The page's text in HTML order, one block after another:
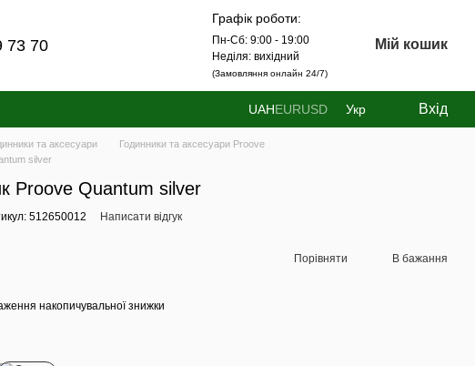
73 70
Графік роботи:
Пн-Сб: 9:00 - 19:00
Неділя: вихідний
(Замовляння онлайн 24/7)
Мій кошик
UAHEURUSD Укр Вхід
та аксесуари
Годинники та аксесуари Proove
silver
Proove Quantum silver
512650012 Написати відгук
Порівняти В бажання
накопичувальної знижки